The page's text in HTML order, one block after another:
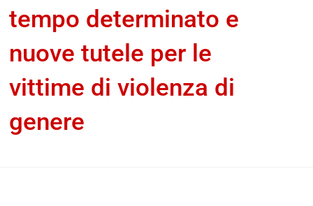
tempo determinato e
nuove tutele per le
vittime di violenza di
genere